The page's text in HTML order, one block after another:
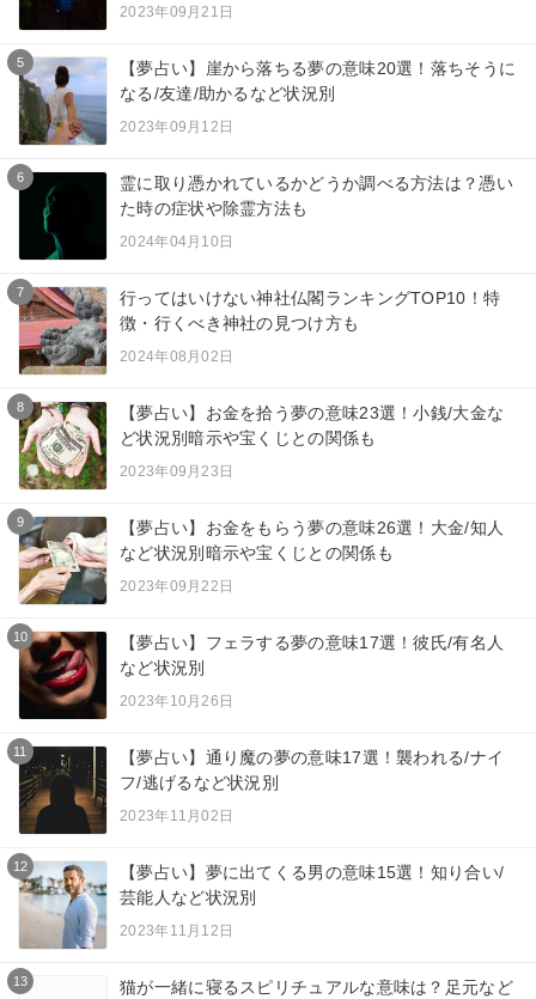
2023年09月21日
5
【夢占い】崖から落ちる夢の意味20選！落ちそうに
なる/友達/助かるなど状況別
2023年09月12日
6
霊に取り憑かれているかどうか調べる方法は？憑い
た時の症状や除霊方法も
2024年04月10日
7
行ってはいけない神社仏閣ランキングTOP10！特
徴・行くべき神社の見つけ方も
2024年08月02日
8
【夢占い】お金を拾う夢の意味23選！小銭/大金な
ど状況別暗示や宝くじとの関係も
2023年09月23日
9
【夢占い】お金をもらう夢の意味26選！大金/知人
など状況別暗示や宝くじとの関係も
2023年09月22日
10
【夢占い】フェラする夢の意味17選！彼氏/有名人
など状況別
2023年10月26日
11
【夢占い】通り魔の夢の意味17選！襲われる/ナイ
フ/逃げるなど状況別
2023年11月02日
12
【夢占い】夢に出てくる男の意味15選！知り合い/
芸能人など状況別
2023年11月12日
13
猫が一緒に寝るスピリチュアルな意味は？足元など